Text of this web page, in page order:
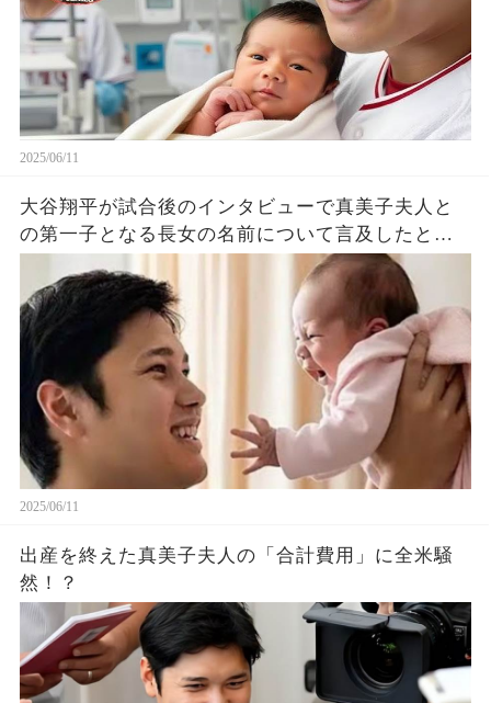
2025/06/11
大谷翔平が試合後のインタビューで真美子夫人と
の第一子となる長女の名前について言及したと話
題に！山本由伸や佐々木朗希は知ってそう！
2025/06/11
出産を終えた真美子夫人の「合計費用」に全米騒
然！？